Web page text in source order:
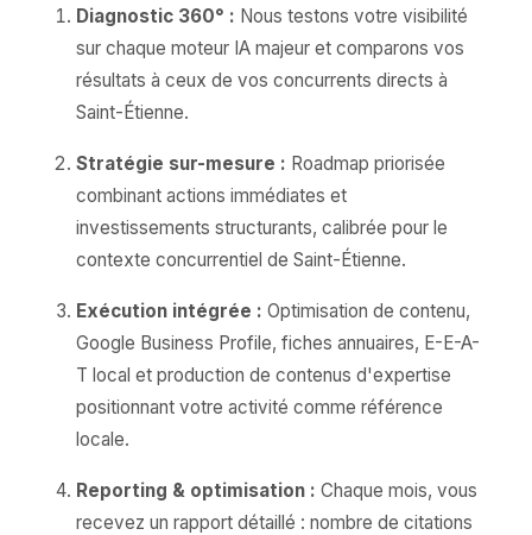
Diagnostic 360° : Nous testons votre visibilité
sur chaque moteur IA majeur et comparons vos
résultats à ceux de vos concurrents directs à
Saint-Étienne.
Stratégie sur-mesure : Roadmap priorisée
combinant actions immédiates et
investissements structurants, calibrée pour le
contexte concurrentiel de Saint-Étienne.
Exécution intégrée : Optimisation de contenu,
Google Business Profile, fiches annuaires, E-E-A-
T local et production de contenus d'expertise
positionnant votre activité comme référence
locale.
Reporting & optimisation : Chaque mois, vous
recevez un rapport détaillé : nombre de citations